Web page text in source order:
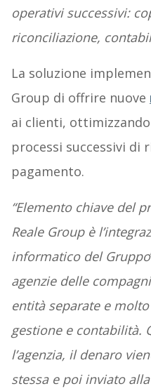
operativi successivi:
riconciliazione,
La soluzione
Group di offrire nuove
ai clienti,
processi successivi di
pagamento.
“Elemento chiave del
Reale Group è
informatico del Gruppo
agenzie delle
entità separate e
gestione e contabilità.
l’agenzia, il denaro
stessa e poi inviato